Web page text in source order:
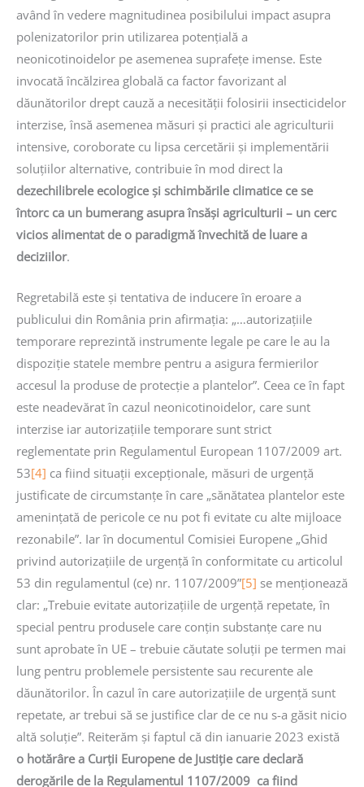
având în vedere magnitudinea posibilului impact asupra
polenizatorilor prin utilizarea potențială a
neonicotinoidelor pe asemenea suprafețe imense. Este
invocată încălzirea globală ca factor favorizant al
dăunătorilor drept cauză a necesității folosirii insecticidelor
interzise, însă asemenea măsuri și practici ale agriculturii
intensive, coroborate cu lipsa cercetării și implementării
soluțiilor alternative, contribuie în mod direct la
dezechilibrele ecologice și schimbările climatice ce se
întorc ca un bumerang asupra însăși agriculturii – un cerc
vicios alimentat de o paradigmă învechită de luare a
deciziilor.
Regretabilă este și tentativa de inducere în eroare a
publicului din România prin afirmația: „…autorizațiile
temporare reprezintă instrumente legale pe care le au la
dispoziție statele membre pentru a asigura fermierilor
accesul la produse de protecție a plantelor”. Ceea ce în fapt
este neadevărat în cazul neonicotinoidelor, care sunt
interzise iar autorizațiile temporare sunt strict
reglementate prin Regulamentul European 1107/2009 art.
53[4] ca fiind situații excepționale, măsuri de urgență
justificate de circumstanțe în care „sănătatea plantelor este
amenințată de pericole ce nu pot fi evitate cu alte mijloace
rezonabile”. Iar în documentul Comisiei Europene „Ghid
privind autorizațiile de urgență în conformitate cu articolul
53 din regulamentul (ce) nr. 1107/2009”[5] se menționează
clar: „Trebuie evitate autorizațiile de urgență repetate, în
special pentru produsele care conțin substanțe care nu
sunt aprobate în UE – trebuie căutate soluții pe termen mai
lung pentru problemele persistente sau recurente ale
dăunătorilor. În cazul în care autorizațiile de urgență sunt
repetate, ar trebui să se justifice clar de ce nu s-a găsit nicio
altă soluție”. Reiterăm și faptul că din ianuarie 2023 există
o hotărâre a Curții Europene de Justiție care declară
derogările de la Regulamentul 1107/2009 ca fiind